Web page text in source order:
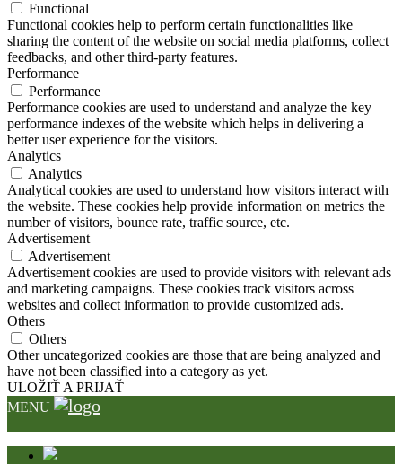
Functional
Functional cookies help to perform certain functionalities like
sharing the content of the website on social media platforms, collect
feedbacks, and other third-party features.
Performance
Performance
Performance cookies are used to understand and analyze the key
performance indexes of the website which helps in delivering a
better user experience for the visitors.
Analytics
Analytics
Analytical cookies are used to understand how visitors interact with
the website. These cookies help provide information on metrics the
number of visitors, bounce rate, traffic source, etc.
Advertisement
Advertisement
Advertisement cookies are used to provide visitors with relevant ads
and marketing campaigns. These cookies track visitors across
websites and collect information to provide customized ads.
Others
Others
Other uncategorized cookies are those that are being analyzed and
have not been classified into a category as yet.
ULOŽIŤ A PRIJAŤ
MENU